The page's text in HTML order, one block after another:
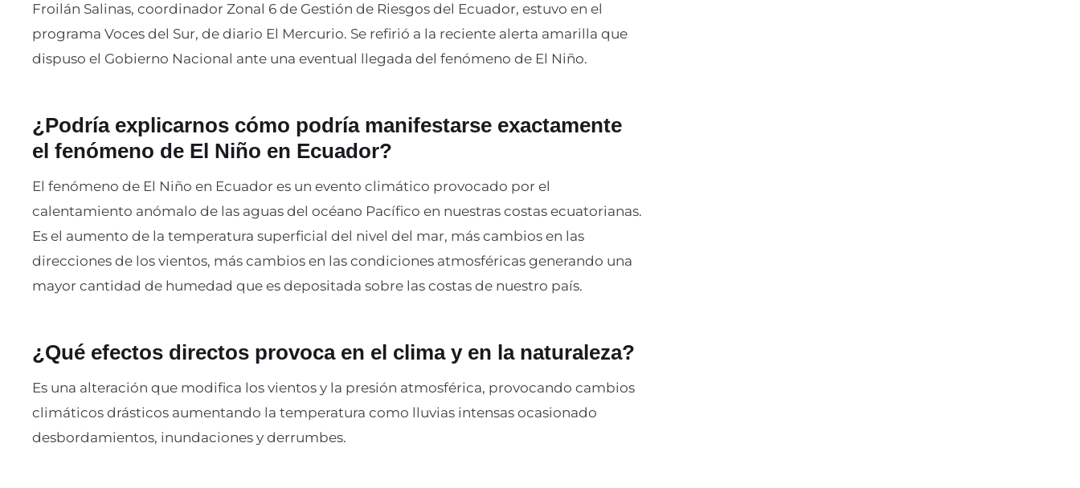
Froilán Salinas, coordinador Zonal 6 de Gestión de Riesgos del Ecuador, estuvo en el
programa Voces del Sur, de diario El Mercurio. Se refirió a la reciente alerta amarilla que
dispuso el Gobierno Nacional ante una eventual llegada del fenómeno de El Niño.
¿Podría explicarnos cómo podría manifestarse exactamente
el fenómeno de El Niño en Ecuador?
El fenómeno de El Niño en Ecuador es un evento climático provocado por el
calentamiento anómalo de las aguas del océano Pacífico en nuestras costas ecuatorianas.
Es el aumento de la temperatura superficial del nivel del mar, más cambios en las
direcciones de los vientos, más cambios en las condiciones atmosféricas generando una
mayor cantidad de humedad que es depositada sobre las costas de nuestro país.
¿Qué efectos directos provoca en el clima y en la naturaleza?
Es una alteración que modifica los vientos y la presión atmosférica, provocando cambios
climáticos drásticos aumentando la temperatura como lluvias intensas ocasionado
desbordamientos, inundaciones y derrumbes.